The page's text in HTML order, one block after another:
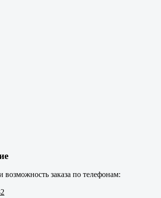
возможность заказа по телефонам: